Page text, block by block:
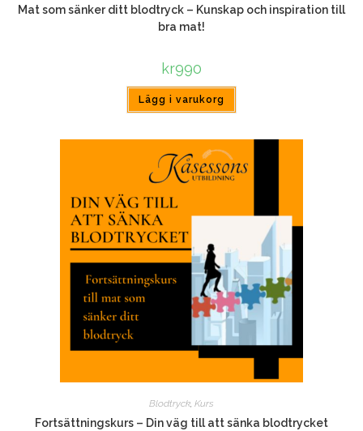
Mat som sänker ditt blodtryck – Kunskap och inspiration till
bra mat!
kr990
Lägg i varukorg
Blodtryck, Kurs
Fortsättningskurs – Din väg till att sänka blodtrycket